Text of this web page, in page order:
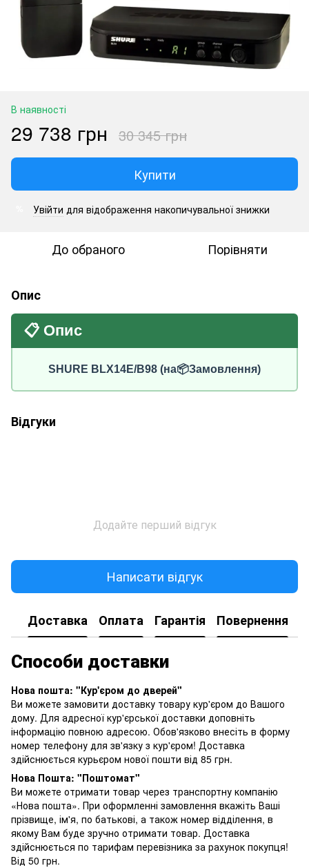
В наявності
29 738 грн 30 345 грн
Купити
Увійти для відображення накопичувальної знижки
До обраного Порівняти
Опис
📋 Опис
SHURE BLX14E/B98 (на📦Замовлення)
Відгуки
Додайте перший відгук
Написати відгук
Доставка Оплата Гарантія Повернення
Способи доставки
Нова пошта: "Кур'єром до дверей"
Ви можете замовити доставку товару кур'єром до Вашого
дому. Для адресної кур'єрської доставки доповніть
інформацію повною адресою. Обов'язково внесіть в форму
номер телефону для зв'язку з кур'єром! Доставка
здійснюється курьєром нової пошти від 85 грн.
Нова Пошта: "Поштомат"
Ви можете отримати товар через транспортну компанію
«Нова пошта». При оформленні замовлення вкажіть Ваші
прізвище, ім'я, по батькові, а також номер відділення, в
якому Вам буде зручно отримати товар. Доставка
здійснюється по тарифам перевізника за рахунок покупця!
Від 50 грн.